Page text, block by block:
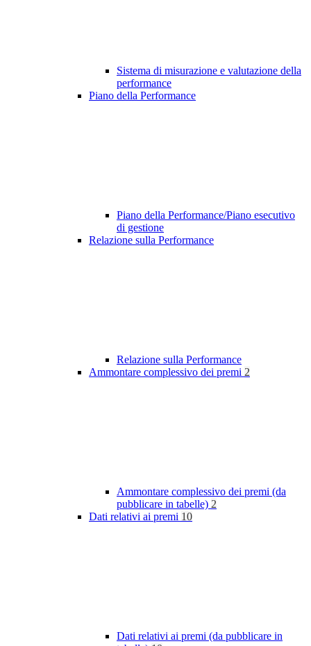
Sistema di misurazione e valutazione della
performance
Piano della Performance
Piano della Performance/Piano esecutivo
di gestione
Relazione sulla Performance
Relazione sulla Performance
Ammontare complessivo dei premi 2
Ammontare complessivo dei premi (da
pubblicare in tabelle) 2
Dati relativi ai premi 10
Dati relativi ai premi (da pubblicare in